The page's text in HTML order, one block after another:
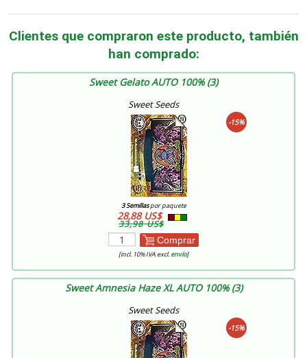
Clientes que compraron este producto, también
han comprado:
Sweet Gelato AUTO 100% (3)
Sweet Seeds
-15%
3 Semillaspor paquete
28,88 US$
33,98 US$
Comprar
[incl. 10% IVA excl. envío]
Sweet Amnesia Haze XL AUTO 100% (3)
Sweet Seeds
-15%